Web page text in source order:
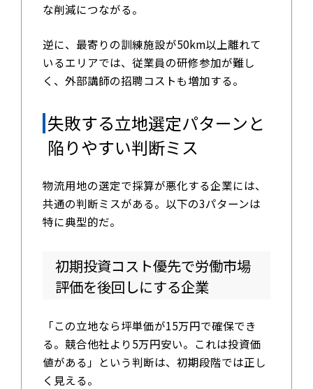
な削減につながる。
逆に、最寄りの訓練施設が50km以上離れて
いるエリアでは、従業員の研修参加が難し
く、外部講師の招聘コストも増加する。
失敗する立地選定パターンと
陥りやすい判断ミス
物流用地の選定で採算が悪化する企業には、
共通の判断ミスがある。以下の3パターンは
特に典型的だ。
初期投資コスト優先で労働市場
評価を後回しにする企業
「この立地なら坪単価が15万円で確保でき
る。競合他社より5万円安い。これは投資価
値がある」という判断は、初期段階では正し
く見える。